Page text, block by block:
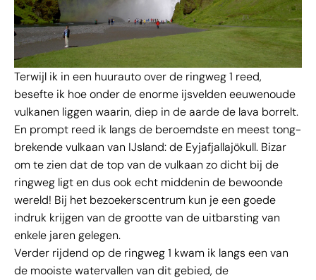
Terwijl ik in een huurauto over de ringweg 1 reed,
besefte ik hoe onder de enorme ijsvelden eeuwenoude
vulkanen liggen waarin, diep in de aarde de lava borrelt.
En prompt reed ik langs de beroemdste en meest tong-
brekende vulkaan van IJsland: de Eyjafjallajökull. Bizar
om te zien dat de top van de vulkaan zo dicht bij de
ringweg ligt en dus ook echt middenin de bewoonde
wereld! Bij het bezoekerscentrum kun je een goede
indruk krijgen van de grootte van de uitbarsting van
enkele jaren gelegen.
Verder rijdend op de ringweg 1 kwam ik langs een van
de mooiste watervallen van dit gebied, de